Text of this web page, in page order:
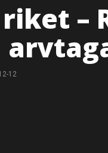
–
12